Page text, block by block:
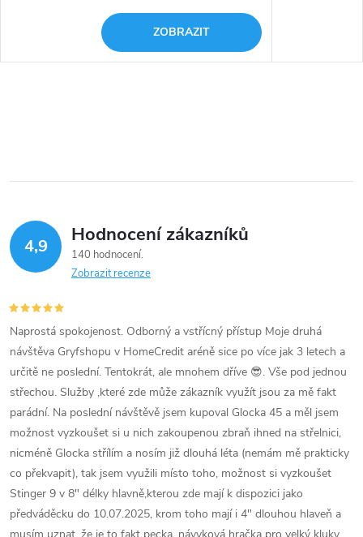
ZOBRAZIT
4,9 Hodnocení zákazníků
140 hodnocení
Zobrazit recenze
Naprostá spokojenost. Odborný a vstřícný přístup Moje druhá
návštěva Gryfshopu v HomeCredit aréně sice po více jak 3 letech a
určitě ne poslední. Tentokrát, ale mnohem dříve 😎. Vše pod jednou
střechou. Služby ,které zde může zákazník využít jsou za mě fakt
parádní. Na poslední návštěvě jsem kupoval Glocka 45 a měl jsem
možnost vyzkoušet si u nich zakoupenou zbraň ihned na střelnici,
nicméně Glocka střílím a nosím již dlouhá léta (nemám mě prakticky
co překvapit), tak jsem využili místo toho, možnost si vyzkoušet
Stinger 9 v 8" délky hlavně,kterou zde mají k dispozici jako
předváděcku do 10.07.2025, krom toho mají i 4" dlouhou hlaveň a
musím uznat, že je to fakt pecka, návyková hračka pro velký kluky